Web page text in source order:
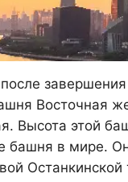
Восточная
Высота этой
башня в мире.